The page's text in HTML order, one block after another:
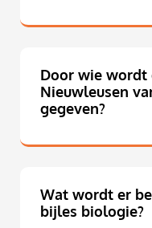
Door wie
Nieuwleusen
gegeven?
Wat wordt er
bijles biologie?